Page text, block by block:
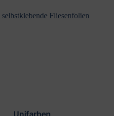
Unifarben